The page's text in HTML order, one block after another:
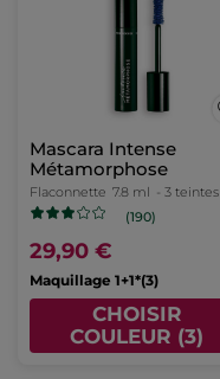
Mascara Intense
Métamorphose
Flaconnette 7.8 ml - 3 teintes
(190)
29,90 €
Maquillage 1+1*(3)
CHOISIR
COULEUR (3)